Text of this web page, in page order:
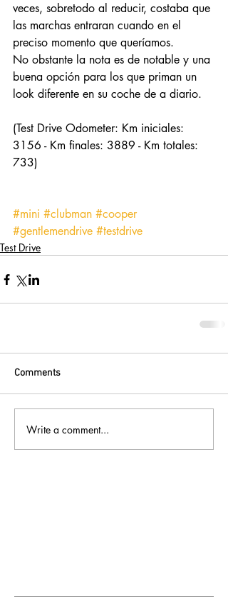
veces, sobretodo al reducir, costaba que
las marchas entraran cuando en el
preciso momento que queríamos.
No obstante la nota es de notable y una
buena opción para los que priman un
look diferente en su coche de a diario.
(Test Drive Odometer: Km iniciales:
3156 - Km finales: 3889 - Km totales:
733)
#mini #clubman #cooper
#gentlemendrive #testdrive
Test Drive
Comments
Write a comment...